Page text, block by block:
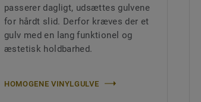
passerer dagligt, udsættes gulvene
for hårdt slid. Derfor kræves der et
gulv med en lang funktionel og
æstetisk holdbarhed.
HOMOGENE VINYLGULVE